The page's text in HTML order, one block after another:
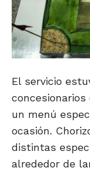
El servicio
un menú
ocasión.
distintas
alrededor de